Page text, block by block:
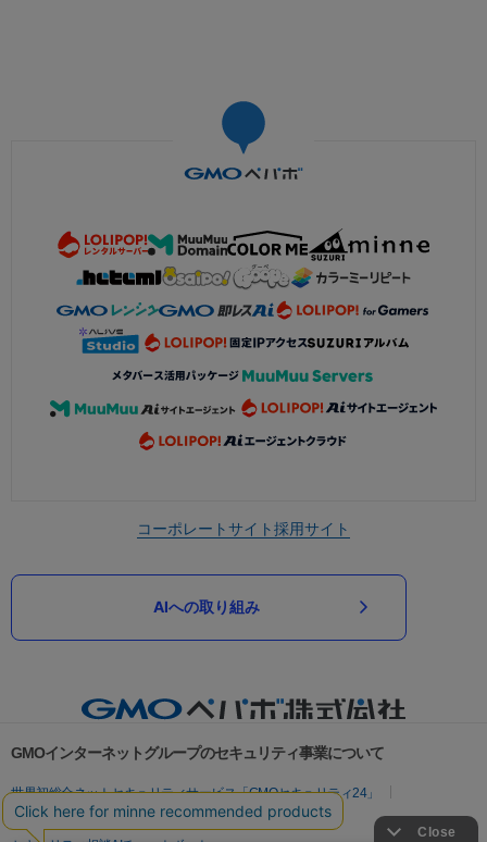
コーポレートサイト採用サイト
AIへの取り組み
GMOインターネットグループのセキュリティ事業について
世界初総合ネットセキュリティサービス「GMOセキュリティ24」
パスワード漏洩診断
Webサイトリスク診断